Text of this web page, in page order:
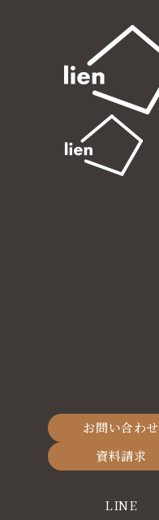
お問い合わせ
資料請求
LINE